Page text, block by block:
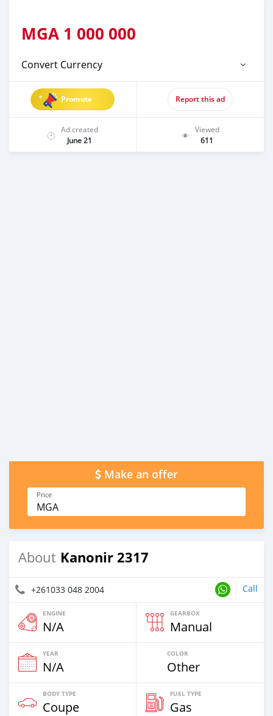
MGA 1 000 000
Convert Currency
Promote Report this ad
Ad created
June 21
Viewed
611
Make an offer
Price
MGA
About Kanonir 2317
+261033 048 2004 Call
ENGINE
N/A
GEARBOX
Manual
YEAR
N/A
COLOR
Other
BODY TYPE
Coupe
FUEL TYPE
Gas